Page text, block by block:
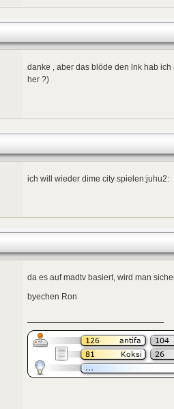
danke , aber das blöde den lnk hab
her ?)
ich will wieder dime city spielen:juhu2:
da es auf madtv basiert, wird man
byechen Ron